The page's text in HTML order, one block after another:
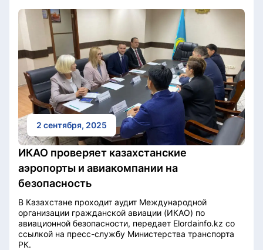
2 сентября, 2025
ИКАО проверяет казахстанские
аэропорты и авиакомпании на
безопасность
В Казахстане проходит аудит Международной
организации гражданской авиации (ИКАО) по
авиационной безопасности, передает Elordainfo.kz со
ссылкой на пресс-службу Министерства транспорта
РК.